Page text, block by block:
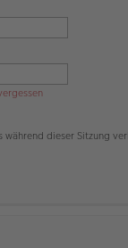
während dieser Sitzung